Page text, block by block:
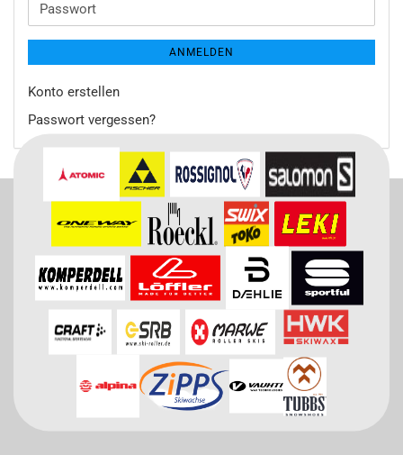
Passwort
ANMELDEN
Konto erstellen
Passwort vergessen?